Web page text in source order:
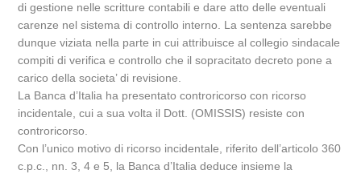
di gestione nelle scritture contabili e dare atto delle eventuali
carenze nel sistema di controllo interno. La sentenza sarebbe
dunque viziata nella parte in cui attribuisce al collegio sindacale
compiti di verifica e controllo che il sopracitato decreto pone a
carico della societa’ di revisione.
La Banca d’Italia ha presentato controricorso con ricorso
incidentale, cui a sua volta il Dott. (OMISSIS) resiste con
controricorso.
Con l’unico motivo di ricorso incidentale, riferito dell’articolo 360
c.p.c., nn. 3, 4 e 5, la Banca d’Italia deduce insieme la